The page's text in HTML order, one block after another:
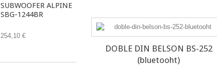
SUBWOOFER ALPINE
SBG-1244BR
254,10 €
DOBLE DIN BELSON BS-252
(bluetooht)